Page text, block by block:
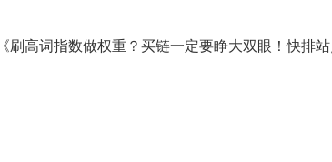
刷高词指数做权重？买链一定要睁大双眼！快排